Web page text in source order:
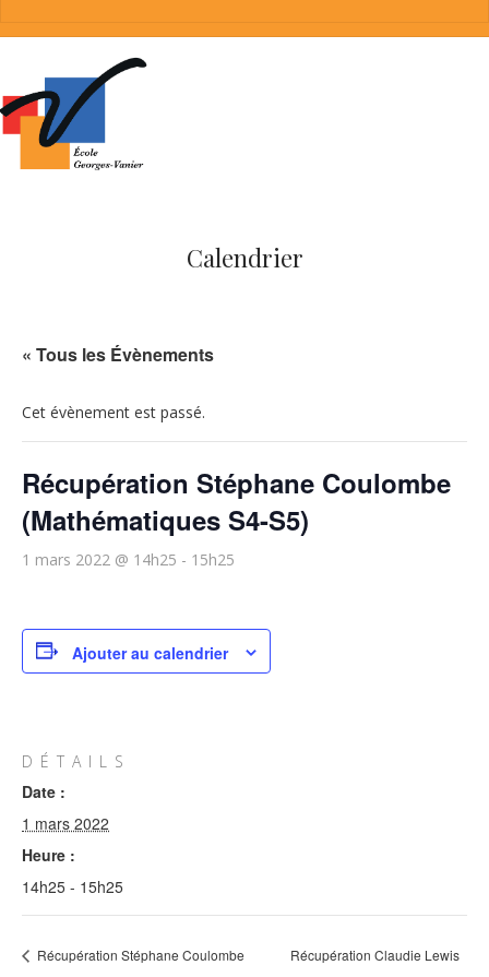
Calendrier
« Tous les Évènements
Cet évènement est passé.
Récupération Stéphane Coulombe
(Mathématiques S4-S5)
1 mars 2022 @ 14h25 - 15h25
Ajouter au calendrier
DÉTAILS
Date :
1 mars 2022
Heure :
14h25 - 15h25
Récupération Stéphane Coulombe
Récupération Claudie Lewis